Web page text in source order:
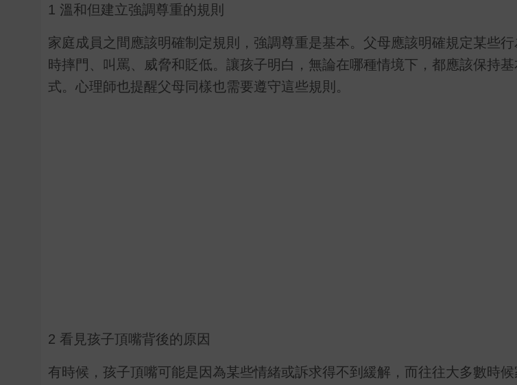
1 溫和但建立強調尊重的規則
家庭成員之間應該明確制定規則，強調尊重是基本。父母應該明確規定某些
時摔門、叫罵、威脅和貶低。讓孩子明白，無論在哪種情境下，都應該保持
式。心理師也提醒父母同樣也需要遵守這些規則。
2 看見孩子頂嘴背後的原因
有時候，孩子頂嘴可能是因為某些情緒或訴求得不到緩解，而往往大多數時候